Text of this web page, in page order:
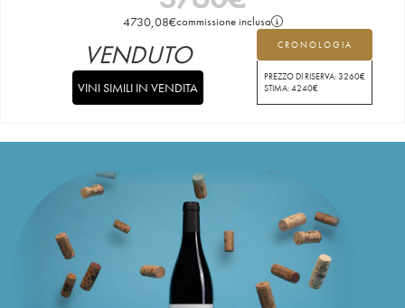
4730,08€commissione inclusa
CRONOLOGIA
PREZZO DI RISERVA:3260€
STIMA:4240€
VENDUTO
VINI SIMILI IN VENDITA